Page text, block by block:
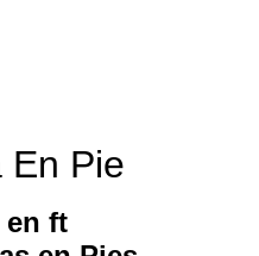
En Pie
en ft